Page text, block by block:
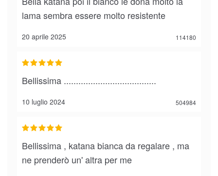
20 aprile 2025 114180
lama sembra essere molto resistente
10 luglio 2024 504984
Bellissima ......................................
Bellissima , katana bianca da regalare , ma
ne prenderò un' altra per me